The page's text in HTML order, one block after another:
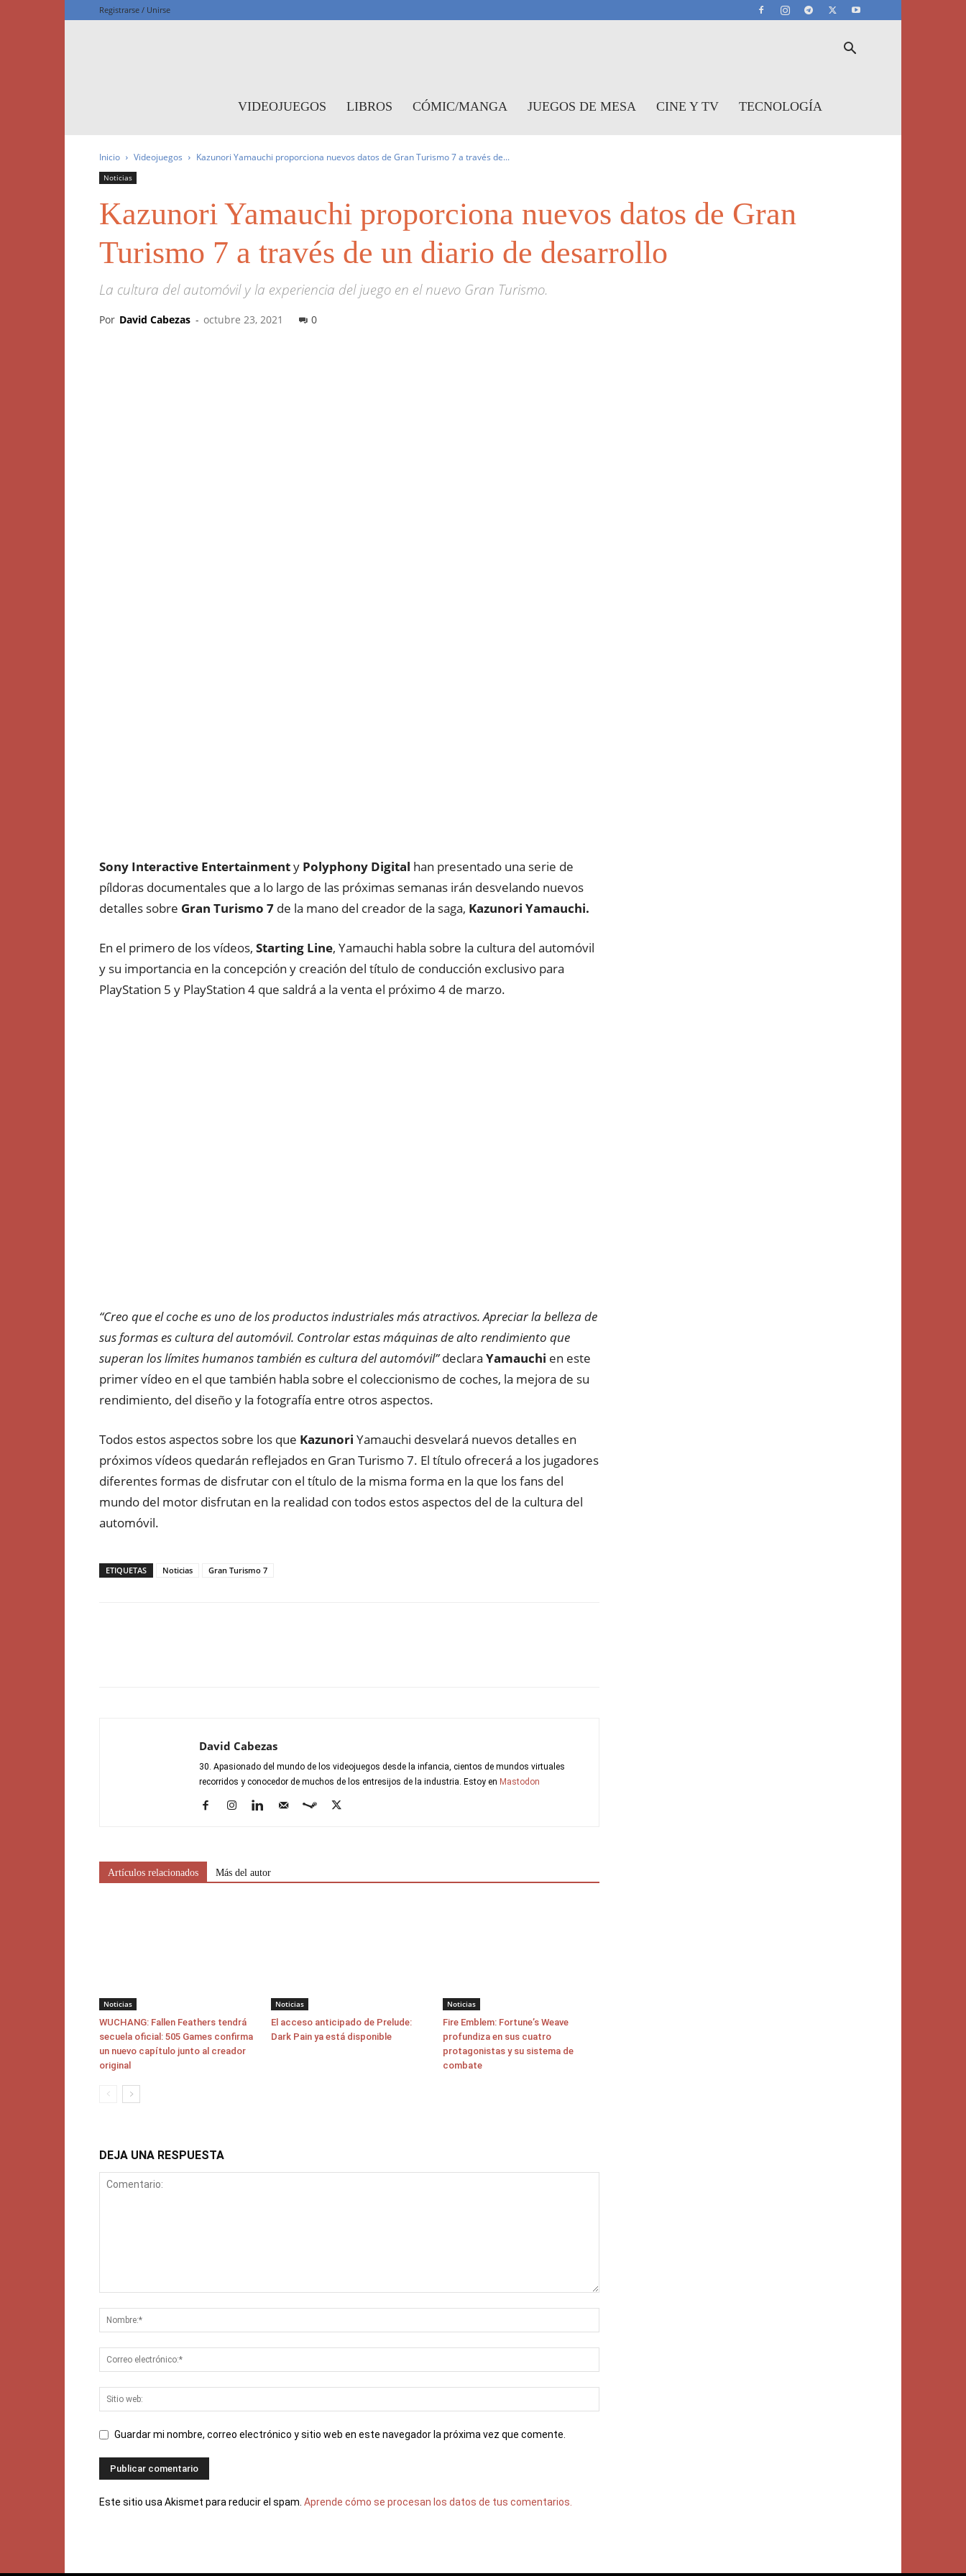
Registrarse / Unirse
VIDEOJUEGOS LIBROS CÓMIC/MANGA JUEGOS DE MESA CINE Y TV TECNOLOGÍA
Inicio Videojuegos Kazunori Yamauchi proporciona nuevos datos de Gran Turismo 7 a través de...
Noticias
Kazunori Yamauchi proporciona nuevos datos de Gran
Turismo 7 a través de un diario de desarrollo
La cultura del automóvil y la experiencia del juego en el nuevo Gran Turismo.
Por David Cabezas - octubre 23, 2021 0
Sony Interactive Entertainmenty Polyphony Digital han presentado una serie de
píldoras documentales que a lo largo de las próximas semanas irán desvelando nuevos
detalles sobre Gran Turismo 7 de la mano del creador de la saga, Kazunori Yamauchi.
En el primero de los vídeos, Starting Line, Yamauchi habla sobre la cultura del automóvil
y su importancia en la concepción y creación del título de conducción exclusivo para
PlayStation 5 y PlayStation 4 que saldrá a la venta el próximo 4 de marzo.
“Creo que el coche es uno de los productos industriales más atractivos. Apreciar la belleza de
sus formas es cultura del automóvil. Controlar estas máquinas de alto rendimiento que
superan los límites humanos también es cultura del automóvil”declara Yamauchi en este
primer vídeo en el que también habla sobre el coleccionismo de coches, la mejora de su
rendimiento, del diseño y la fotografía entre otros aspectos.
Todos estos aspectos sobre los que Kazunori Yamauchi desvelará nuevos detalles en
próximos vídeos quedarán reflejados en Gran Turismo 7. El título ofrecerá a los jugadores
diferentes formas de disfrutar con el título de la misma forma en la que los fans del
mundo del motor disfrutan en la realidad con todos estos aspectos del de la cultura del
automóvil.
ETIQUETAS Noticias Gran Turismo 7
David Cabezas
30. Apasionado del mundo de los videojuegos desde la infancia, cientos de mundos virtuales
recorridos y conocedor de muchos de los entresijos de la industria. Estoy en Mastodon
Artículos relacionados Más del autor
Noticias
WUCHANG: Fallen Feathers tendrá
secuela oficial: 505 Games confirma
un nuevo capítulo junto al creador
original
Noticias
El acceso anticipado de Prelude:
Dark Pain ya está disponible
Noticias
Fire Emblem: Fortune’s Weave
profundiza en sus cuatro
protagonistas y su sistema de
combate
DEJA UNA RESPUESTA
Guardar mi nombre, correo electrónico y sitio web en este navegador la próxima vez que comente.
Este sitio usa Akismet para reducir el spam. Aprende cómo se procesan los datos de tus comentarios.